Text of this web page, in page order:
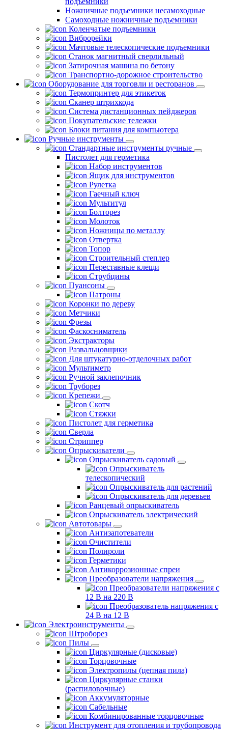
Ножничные подъемники несамоходные
Самоходные ножничные подъемники
Коленчатые подъемники
Виброрейки
Мачтовые телескопические подъемники
Станок магнитный сверлильный
Затирочная машина по бетону
Транспортно-дорожное строительство
Оборудование для торговли и ресторанов
Термопринтер для этикеток
Сканер штрихкода
Система дистанционных пейджеров
Покупательские тележки
Блоки питания для компьютера
Ручные инструменты
Стандартные инструменты ручные
Пистолет для герметика
Набор инструментов
Ящик для инструментов
Рулетка
Гаечный ключ
Мультитул
Болторез
Молоток
Ножницы по металлу
Отвертка
Топор
Строительный степлер
Переставные клещи
Струбцины
Пуансоны
Патроны
Коронки по дереву
Метчики
Фрезы
Фаскосниматель
Экстракторы
Развальцовщики
Для штукатурно-отделочных работ
Мультиметр
Ручной заклепочник
Труборез
Крепежи
Скотч
Стяжки
Пистолет для герметика
Сверла
Стриппер
Опрыскиватели
Опрыскиватель садовый
Опрыскиватель
телескопический
Опрыскиватель для растений
Опрыскиватель для деревьев
Ранцевый опрыскиватель
Опрыскиватель электрический
Автотовары
Антизапотеватели
Очистители
Полироли
Герметики
Антикоррозионные спреи
Преобразователи напряжения
Преобразователи напряжения с
12 В на 220 В
Преобразователь напряжения с
24 В на 12 В
Электроинструменты
Штроборез
Пилы
Циркулярные (дисковые)
Торцовочные
Электропилы (цепная пила)
Циркулярные станки
(распиловочные)
Аккумуляторные
Сабельные
Комбинированные торцовочные
Инструмент для отопления и трубопровода